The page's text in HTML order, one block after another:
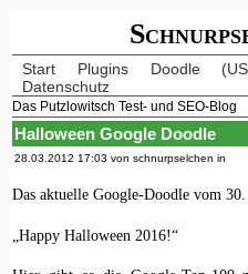
Start Plugins Doodle
Datenschutz
Das Putzlowitsch Test- und SEO-Blog
Halloween Google Doodle
28.03.2012 17:03 von schnurpselchen in
Das aktuelle Google-Doodle vom
„Happy Halloween 2016!“